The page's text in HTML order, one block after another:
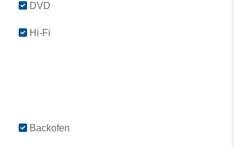
DVD
Hi-Fi
Backofen